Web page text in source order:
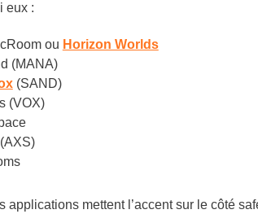
eux :
ou Horizon Worlds
(MANA)
(SAND)
(VOX)
applications mettent l’accent sur le côté